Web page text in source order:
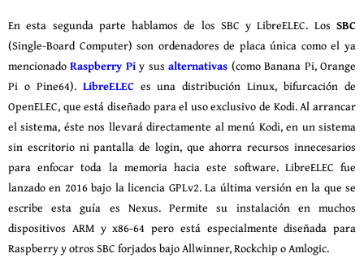
En esta segunda parte hablamos de los SBC y LibreELEC. Los SBC
(Single-Board Computer) son ordenadores de placa única como el ya
mencionadoRaspberry Pi y susalternativas (como Banana Pi, Orange
Pi o Pine64). LibreELECes una distribución Linux, bifurcación de
OpenELEC, que está diseñado para el uso exclusivo de Kodi. Al arrancar
el sistema, éste nos llevará directamente al menú Kodi, en un sistema
sin escritorio ni pantalla de login, que ahorra recursos innecesarios
para enfocar toda la memoria hacia este software. LibreELEC fue
lanzado en 2016 bajo la licencia GPLv2. La última versión en la que se
escribe esta guía es Nexus. Permite su instalación en muchos
dispositivos ARM y x86-64 pero está especialmente diseñada para
Raspberry y otros SBC forjados bajo Allwinner, Rockchip o Amlogic.